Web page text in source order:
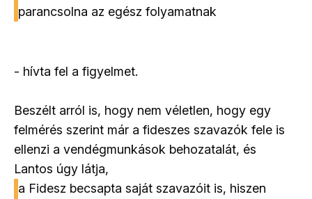
parancsolna az egész folyamatnak
- hívta fel a figyelmet.
Beszélt arról is, hogy nem véletlen, hogy egy
felmérés szerint már a fideszes szavazók fele is
ellenzi a vendégmunkások behozatalát, és
Lantos úgy látja,
a Fidesz becsapta saját szavazóit is, hiszen